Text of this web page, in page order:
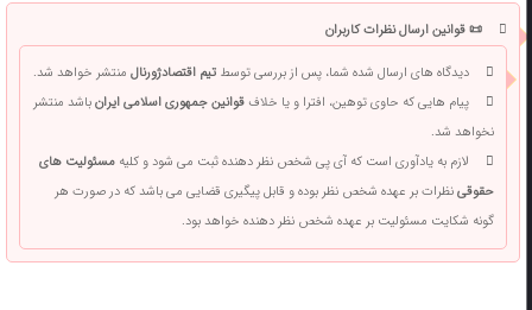
📜 قوانین ارسال نظرات کاربران
دیدگاه های ارسال شده شما، پس از بررسی توسطتیم اقتصادژورنالمنتشر خواهد شد.
پیام هایی که حاوی توهین، افترا و یا خلافقوانین جمهوری اسلامی ایرانباشد منتشر
نخواهد شد.
لازم به یادآوری است که آی پی شخص نظر دهنده ثبت می شود و کلیهمسئولیت های
حقوقینظرات بر عهده شخص نظر بوده و قابل پیگیری قضایی می باشد که در صورت هر
گونه شکایت مسئولیت بر عهده شخص نظر دهنده خواهد بود.